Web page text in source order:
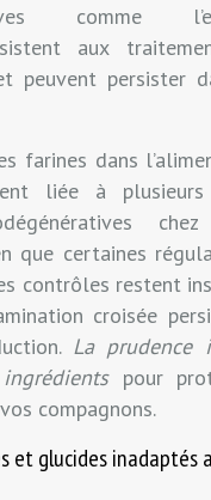
comme
aux
peuvent persister
farines dans
liée à plusieurs
que certaines
contrôles restent
croisée
La prudence
pour
compagnons.
et glucides inadaptés